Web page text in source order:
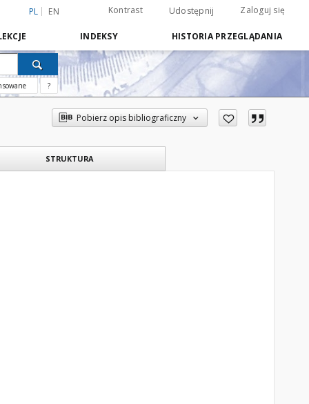
PL EN Kontrast Udostępnij Zaloguj się
INDEKSY HISTORIA PRZEGLĄDANIA
?
Pobierz opis bibliograficzny
STRUKTURA